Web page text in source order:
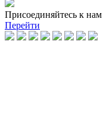
Присоединяйтесь к
Перейти